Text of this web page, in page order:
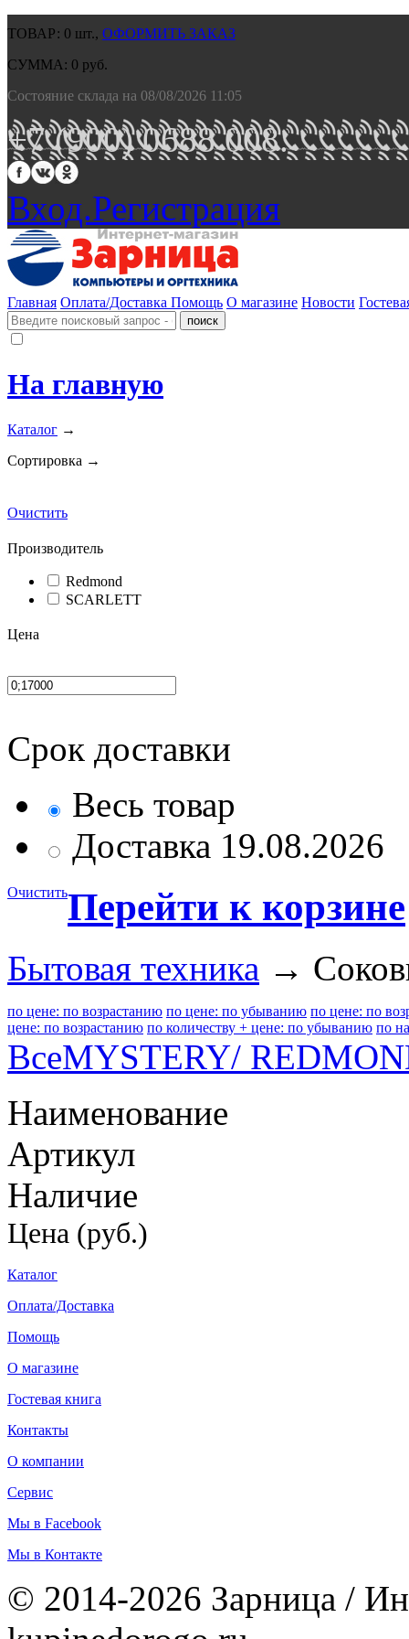
ТОВАР: 0 шт., ОФОРМИТЬ ЗАКАЗ
СУММА: 0 руб.
Состояние склада на 08/08/2026 11:05
+7 (900) 0688 008.
Вход.Регистрация
Главная Оплата/Доставка Помощь О магазине Новости
На главную
Каталог →
Сортировка →
Очистить
Производитель
Redmond
SCARLETT
Цена
Срок доставки
Весь товар
Доставка 19.08.2026
ОчиститьПерейти к корзине
Бытовая техника →
по цене: по возрастанию по цене: по убыванию по цене: по
цене: по возрастанию по количеству + цене: по убыванию по
ВсеMYSTERY/
Наименование
Артикул
Наличие
Цена (руб.)
Каталог
Оплата/Доставка
Помощь
О магазине
Гостевая книга
Контакты
О компании
Сервис
Мы в Facebook
Мы в Контакте
© 2014-2026 Зарница /